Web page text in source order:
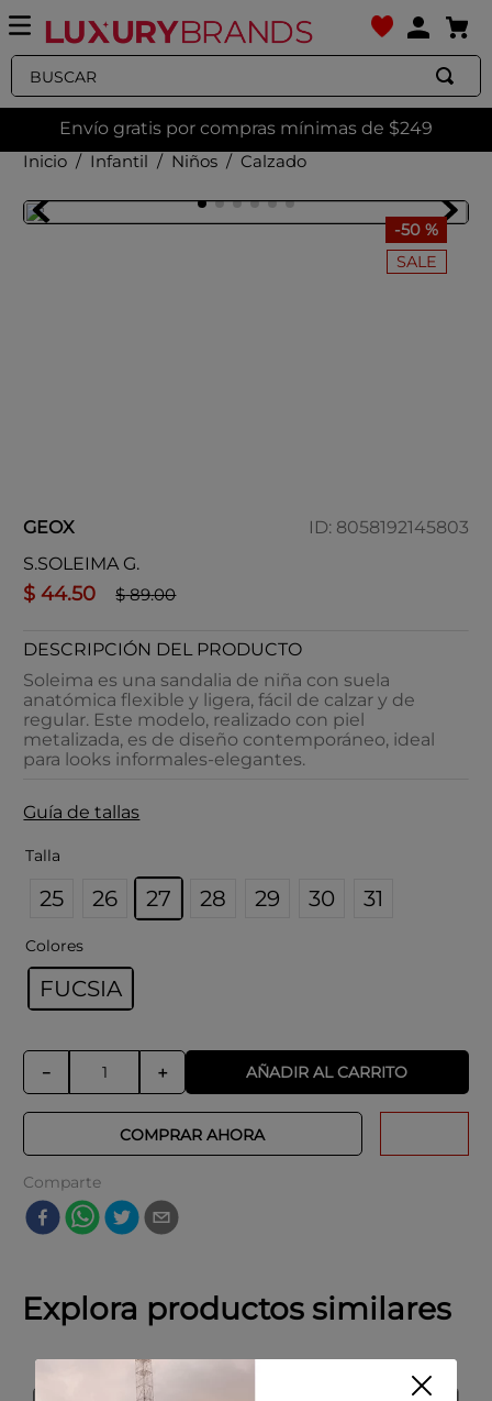
Buscar
Envío gratis por compras mínimas de $249
Infantil
Niños Calzado
-50 %
SALE
GEOX ID: 8058192145803
S.SOLEIMA G.
$ 44.50 $ 89.00
DESCRIPCIÓN DEL PRODUCTO
Soleima es una sandalia de niña con suela
anatómica flexible y ligera, fácil de calzar y de
regular. Este modelo, realizado con piel
metalizada, es de diseño contemporáneo, ideal
para looks informales-elegantes.
Guía de tallas
Talla
25 26 27 28 29 30 31
Colores
FUCSIA
＋
－ AÑADIR AL CARRITO
COMPRAR AHORA
Comparte
Explora productos similares